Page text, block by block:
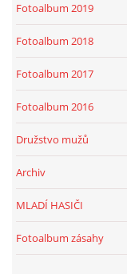
Fotoalbum 2019
Fotoalbum 2018
Fotoalbum 2017
Fotoalbum 2016
Družstvo mužů
Archiv
MLADÍ HASIČI
Fotoalbum zásahy